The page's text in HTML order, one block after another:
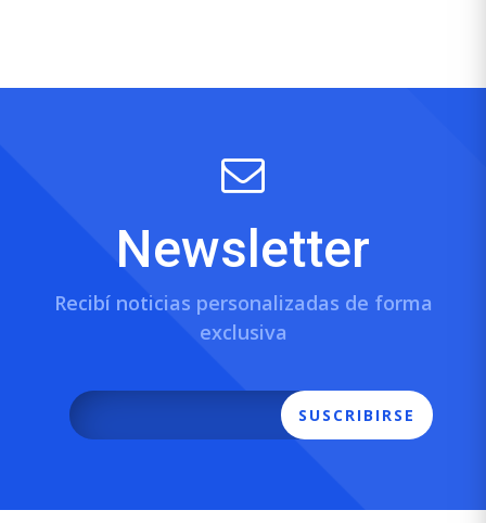
Newsletter
Recibí noticias personalizadas de forma
exclusiva
SUSCRIBIRSE